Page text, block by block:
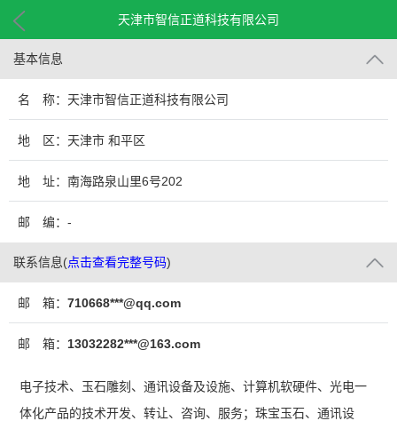
天津市智信正道科技有限公司
基本信息
名 称：天津市智信正道科技有限公司
地 区：天津市 和平区
地 址：南海路泉山里6号202
邮 编：-
联系信息(点击查看完整号码)
邮 箱： 710668***@qq.com
邮 箱： 13032282***@163.com
电子技术、玉石雕刻、通讯设备及设施、计算机软硬件、光电一
体化产品的技术开发、转让、咨询、服务；珠宝玉石、通讯设